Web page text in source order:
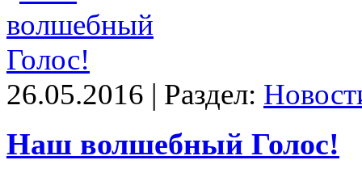
26.05.2016 | Раздел:
Наш волшебный Голос!